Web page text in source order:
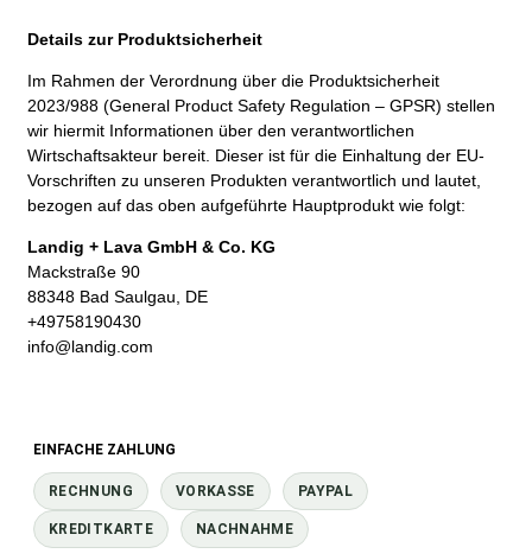
Details zur Produktsicherheit
Im Rahmen der Verordnung über die Produktsicherheit
2023/988 (General Product Safety Regulation – GPSR) stellen
wir hiermit Informationen über den verantwortlichen
Wirtschaftsakteur bereit. Dieser ist für die Einhaltung der EU-
Vorschriften zu unseren Produkten verantwortlich und lautet,
bezogen auf das oben aufgeführte Hauptprodukt wie folgt:
Landig + Lava GmbH & Co. KG
Mackstraße 90
88348 Bad Saulgau, DE
+49758190430
info@landig.com
EINFACHE ZAHLUNG
RECHNUNG VORKASSE PAYPAL
KREDITKARTE NACHNAHME